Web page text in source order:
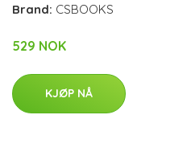
Brand: CSBOOKS
529 NOK
KJØP NÅ